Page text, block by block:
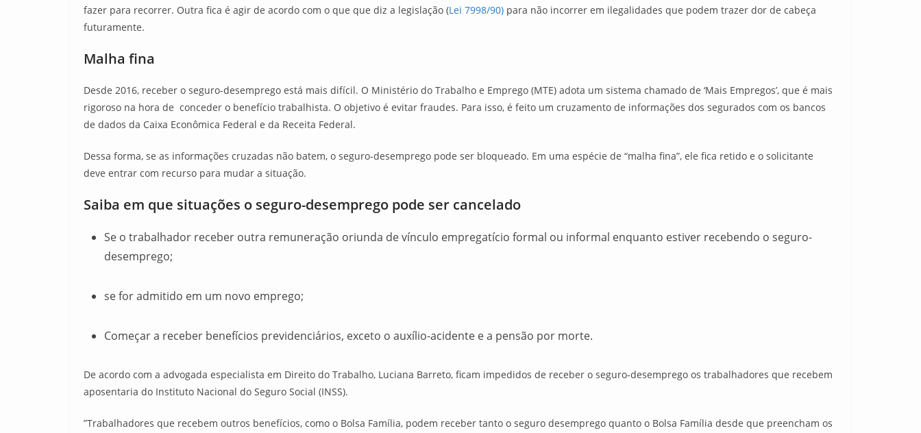
fazer para recorrer. Outra fica é agir de acordo com o que que diz a legislação (Lei 7998/90) para não incorrer em ilegalidades que podem trazer dor de cabeça
futuramente.
Malha fina
Desde 2016, receber o seguro-desemprego está mais difícil. O Ministério do Trabalho e Emprego (MTE) adota um sistema chamado de ‘Mais Empregos’, que é mais
rigoroso na hora de conceder o benefício trabalhista. O objetivo é evitar fraudes. Para isso, é feito um cruzamento de informações dos segurados com os bancos
de dados da Caixa Econômica Federal e da Receita Federal.
Dessa forma, se as informações cruzadas não batem, o seguro-desemprego pode ser bloqueado. Em uma espécie de “malha fina”, ele fica retido e o solicitante
deve entrar com recurso para mudar a situação.
Saiba em que situações o seguro-desemprego pode ser cancelado
Se o trabalhador receber outra remuneração oriunda de vínculo empregatício formal ou informal enquanto estiver recebendo o seguro-
desemprego;
se for admitido em um novo emprego;
Começar a receber benefícios previdenciários, exceto o auxílio-acidente e a pensão por morte.
De acordo com a advogada especialista em Direito do Trabalho, Luciana Barreto, ficam impedidos de receber o seguro-desemprego os trabalhadores que recebem
aposentaria do Instituto Nacional do Seguro Social (INSS).
”Trabalhadores que recebem outros benefícios, como o Bolsa Família, podem receber tanto o seguro desemprego quanto o Bolsa Família desde que preencham os